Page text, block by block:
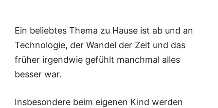
Ein beliebtes Thema zu Hause ist ab und an
Technologie, der Wandel der Zeit und das
früher irgendwie gefühlt manchmal alles
besser war.
Insbesondere beim eigenen Kind werden